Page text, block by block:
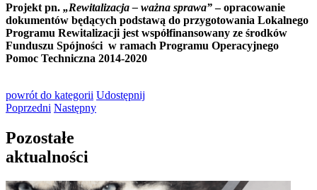
Projekt pn. „Rewitalizacja – ważna sprawa”– opracowanie
dokumentów będących podstawą do przygotowania Lokalnego
Programu Rewitalizacji jest współfinansowany ze środków
Funduszu Spójności w ramach Programu Operacyjnego
Pomoc Techniczna 2014-2020
powrót do kategorii Udostępnij
Poprzedni Następny
Pozostałe
aktualności